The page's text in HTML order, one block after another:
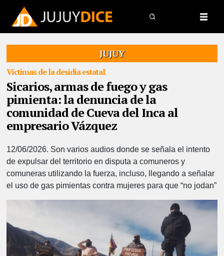
JUJUY
Víctimas de la desidia estatal
Sicarios, armas de fuego y gas
pimienta: la denuncia de la
comunidad de Cueva del Inca al
empresario Vázquez
12/06/2026. Son varios audios donde se señala el intento
de expulsar del territorio en disputa a comuneros y
comuneras utilizando la fuerza, incluso, llegando a señalar
el uso de gas pimientas contra mujeres para que “no jodan”